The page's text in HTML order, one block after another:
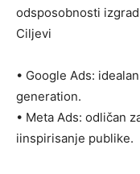
odsposobnosti
Ciljevi
• Google Ads:
generation.
• Meta Ads: odličan
iinspirisanje publike.